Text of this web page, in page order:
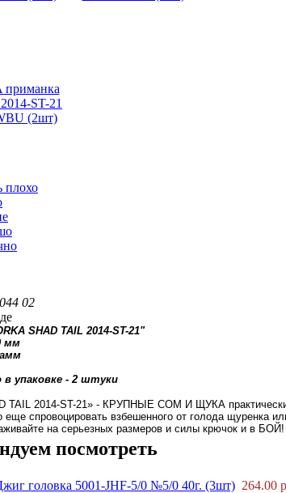
плохо
02
SHAD TAIL 2014-ST-21"
мм
в упаковке - 2 штуки
TAIL 2014-ST-21» - КРУПНЫЕ СОМ И ЩУКА практически
еще спровоцировать взбешенного от голода
на серьезных размеров и силы крючок и в БОЙ!
посмотреть
головка 5001-JHF-5/0 №5/0 40г. (3шт) 264.00